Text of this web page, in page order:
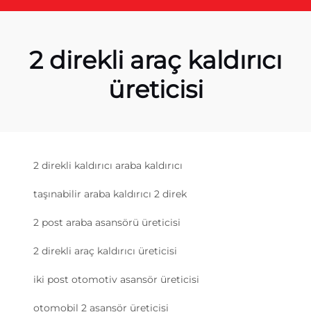
2 direkli araç kaldırıcı
üreticisi
2 direkli kaldırıcı araba kaldırıcı
taşınabilir araba kaldırıcı 2 direk
2 post araba asansörü üreticisi
2 direkli araç kaldırıcı üreticisi
iki post otomotiv asansör üreticisi
otomobil 2 asansör üreticisi